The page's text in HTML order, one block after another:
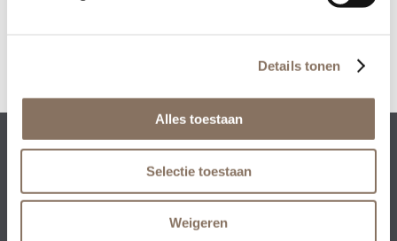
Details tonen
Alles toestaan
Selectie toestaan
Weigeren
Rezidenz Development BV • Collseweg 23 • 5674
+31 (0)40 – 851 93 00•info@rezidenz.nl